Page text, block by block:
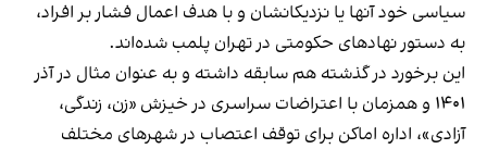
سیاسی خود آنها یا نزدیکانشان و با هدف اعمال فشار بر افراد،
به دستور نهادهای حکومتی در تهران پلمب شده‌اند.
این برخورد در گذشته هم سابقه داشته و به عنوان مثال در آذر
۱۴۰۱ و همزمان با اعتراضات سراسری در خیزش «زن، زندگی،
آزادی»، اداره اماکن برای توقف اعتصاب در شهرهای مختلف